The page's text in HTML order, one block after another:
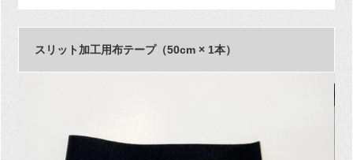
スリット加工用布テープ（50cm × 1本）